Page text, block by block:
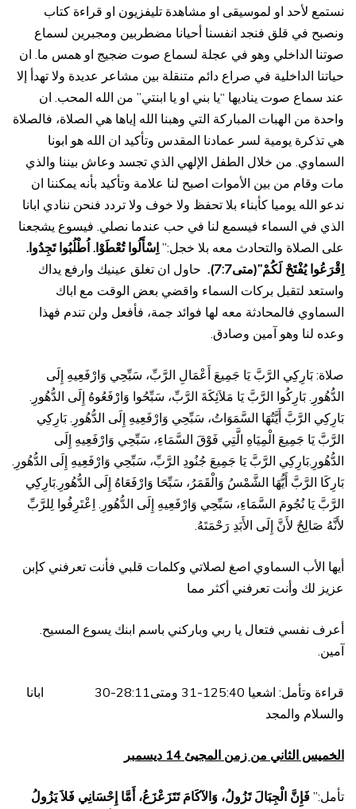
نستمع لأحد او لموسيقى او مشاهدة تليفزيون او قراءة كتاب
ونصبح في قلق فنجد انفسنا أحيانا مضطربين ومجبرين لسماع
صوتنا الداخلي وهو في عجلة لسماع صوت ضجيج او همس ما. ان
حياتنا الداخلية في صراع دائم متنقلة بين مشاعر عديدة ولا تهدأ إلا
عند سماع صوت يناديها “يا بني او يا ابنتي” من الله المحب. ان
واحدة من الهبات المباركة التي وهبنا الله إياها هي الصلاة، فالصلاة
هي تذكرة يومية لسر عمادنا المقدس وتأكيد ان الله هو ابونا
السماوي. من خلال الطفل الإلهي الذي تجسد وعاش بيننا والذي
مات وقام من بين الأموات اصبح لنا علامة وتأكيد بأنه يمكننا ان
ندعو الله يوميا كأبناء بلا تحفظ ولا خوف ولا تردد فنحن ننادي ابانا
الذي في السماء فيسمع لنا في حب عندما نصلي. فيسوع يشجعنا
على الصلاة والتحادث معه بلا خجل:” اِسْأَلُوا تُعْطَوْا. اُطْلُبُوا تَجِدُوا.
اِقْرَعُوا يُفْتَحْ لَكُمْ”(متى7:7).
حاول ان تغلق عينيك وارفع يداك
واستعد لتقبل بركات السماء واقضي بعض الوقت مع اباك
السماوي فالمحادثة معه لها فوائد جمة، فأفعل ولن تندم فهذا
وعده لنا وهو آمين وصادق.
صلاة: بَارِكِي الرَّبَّ يَا جَمِيعَ أَعْمَالِ الرَّبِّ، سَبِّحِي وَارْفَعِيهِ إِلَى
الدُّهُورِ. بَارِكُوا الرَّبَّ يَا مَلاَئِكَةَ الرَّبِّ، سَبِّحُوا وَارْفَعُوهُ إِلَى الدُّهُورِ.
بَارِكِي الرَّبَّ أَيَّتُهَا السَّمَوَاتُ، سَبِّحِي وَارْفَعِيهِ إِلَى الدُّهُورِ. بَارِكِي
الرَّبَّ يَا جَمِيعَ الْمِيَاهِ الَّتِي فَوْقَ السَّمَاءِ، سَبِّحِي وَارْفَعِيهِ إِلَى
الدُّهُورِ.بَارِكِي الرَّبَّ يَا جَمِيعَ جُنُودِ الرَّبِّ، سَبِّحِي وَارْفَعِيهِ إِلَى الدُّهُورِ.
بَارِكَا الرَّبَّ أَيُّهَا الشَّمْسُ وَالْقَمَرُ، سَبِّحَا وَارْفَعَاهُ إِلَى الدُّهُورِ.بَارِكِي
الرَّبَّ يَا نُجُومَ السَّمَاءِ، سَبِّحِي وَارْفَعِيهِ إِلَى الدُّهُورِ. اِعْتَرِفُوا لِلرَّبِّ
لأَنَّهُ صَالِحٌ لأَنَّ إِلَى الأَبَدِ رَحْمَتَهُ.
أيها الأب السماوي اصغ لصلاتي وكلمات قلبي فأنت تعرفني كإبن
عزيز لك وأنت تعرفني أكثر مما
أعرف نفسي فتعال يا ربي وباركني باسم ابنك يسوع المسيح.
آمين.
قراءة وتأمل: اشعيا 125:40-31 ومتى28:11-30 ابانا
والسلام والمجد
الخميس الثاني من زمن المجيئ 14 ديسمبر
تأمل:” فَإِنَّ الْجِبَالَ تَزُولُ، وَالآكَامَ تَتَزَعْزَعُ، أَمَّا إِحْسَانِي فَلاَ يَزُولُ